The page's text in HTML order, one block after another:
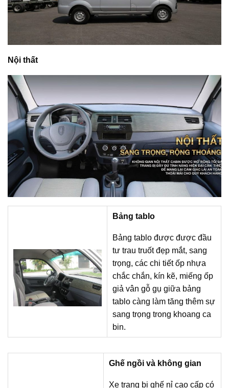
Nội thất
Bảng tablo
Bảng tablo được được đầu
tư trau truốt đẹp mắt, sang
trọng, các chi tiết ốp nhựa
chắc chắn, kín kẽ, miếng ốp
giả vân gỗ gụ giữa bảng
tablo càng làm tăng thêm sự
sang trọng trong khoang ca
bin.
Ghế ngồi và không gian
Xe trang bị ghế nỉ cao cấp có